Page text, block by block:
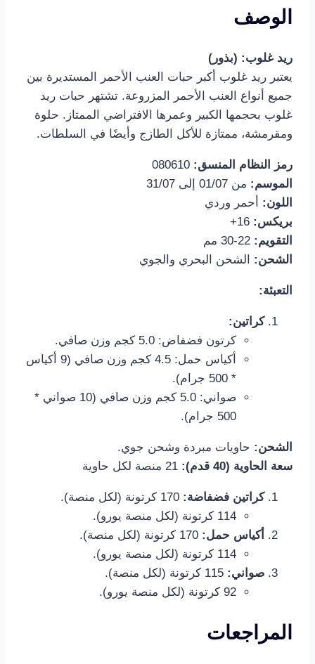
الوصف
ريد غلوب: (بذور)
يعتبر ريد غلوب أكبر حبات العنب الأحمر المستديرة بين
جميع أنواع العنب الأحمر المزروعة. تشتهر حبات ريد
غلوب بحجمها الكبير وعمرها الافتراضي الممتاز. حلوة
ومقرمشة، ممتازة للأكل الطازج وأيضًا في السلطات.
رمز النظام المنسق:
الموسم: من 01/07 إلى 31/07
اللون: أحمر وردي
بريكس:
التقويم:
الشحن: الشحن البحري والجوي
التعبئة:
كراتين:
كرتون فضفاض: 5.0 كجم وزن صافي.
أكياس حمل: 4.5 كجم وزن صافي (9 أكياس
* 500 جرام).
صواني: 5.0 كجم وزن صافي (10 صواني *
500 جرام).
الشحن: حاويات مبردة وشحن جوي.
سعة الحاوية (40 قدم):
كراتين فضفاضة:
114 كرتونة (لكل منصة يورو).
أكياس حمل:
114 كرتونة (لكل منصة يورو).
صواني:
92 كرتونة (لكل منصة يورو).
المراجعات